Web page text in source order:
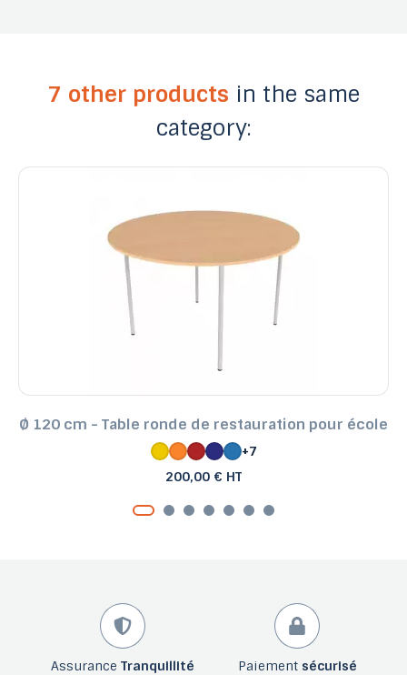
7 other products in the same
category:
Ø 120 cm - Table ronde de restauration pour école
+7
200,00 € HT
Assurance Tranquillité Paiement sécurisé